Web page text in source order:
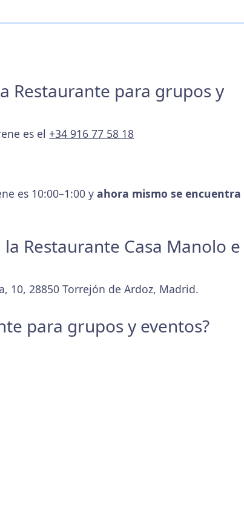
Restaurante para grupos y
es el +34 916 77 58 18
es 10:00–1:00 y ahora mismo se encuentra
Restaurante Casa Manolo e
10, 28850 Torrejón de Ardoz, Madrid.
para grupos y eventos?